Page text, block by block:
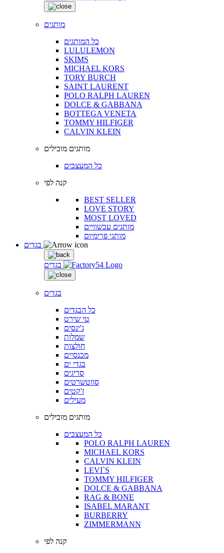
מותגים
כל המותגים
LULULEMON
SKIMS
MICHAEL KORS
TORY BURCH
SAINT LAURENT
POLO RALPH LAUREN
DOLCE & GABBANA
BOTTEGA VENETA
TOMMY HILFIGER
CALVIN KLEIN
מותגים מובילים
כל המעצבים
קנה לפי
BEST SELLER
LOVE STORY
MOST LOVED
מותגים עכשוויים
מותגי פרימיום
בגדים
בגדים
כל הבגדים
טי שירט
ג'ינסים
שמלות
חולצות
מכנסיים
בגדי ים
סריגים
סווטשרטים
ז'קטים
מעילים
מותגים מובילים
כל המעצבים
POLO RALPH LAUREN
MICHAEL KORS
CALVIN KLEIN
LEVI`S
TOMMY HILFIGER
DOLCE & GABBANA
RAG & BONE
ISABEL MARANT
BURBERRY
ZIMMERMANN
קנה לפי